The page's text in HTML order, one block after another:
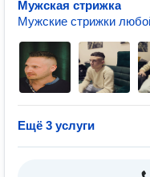
Мужская стрижка
Мужские стрижки
Ещё 3 услуги